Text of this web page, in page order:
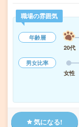
職場の雰囲気
年齢層
20代
男女比率
女性
気になる!